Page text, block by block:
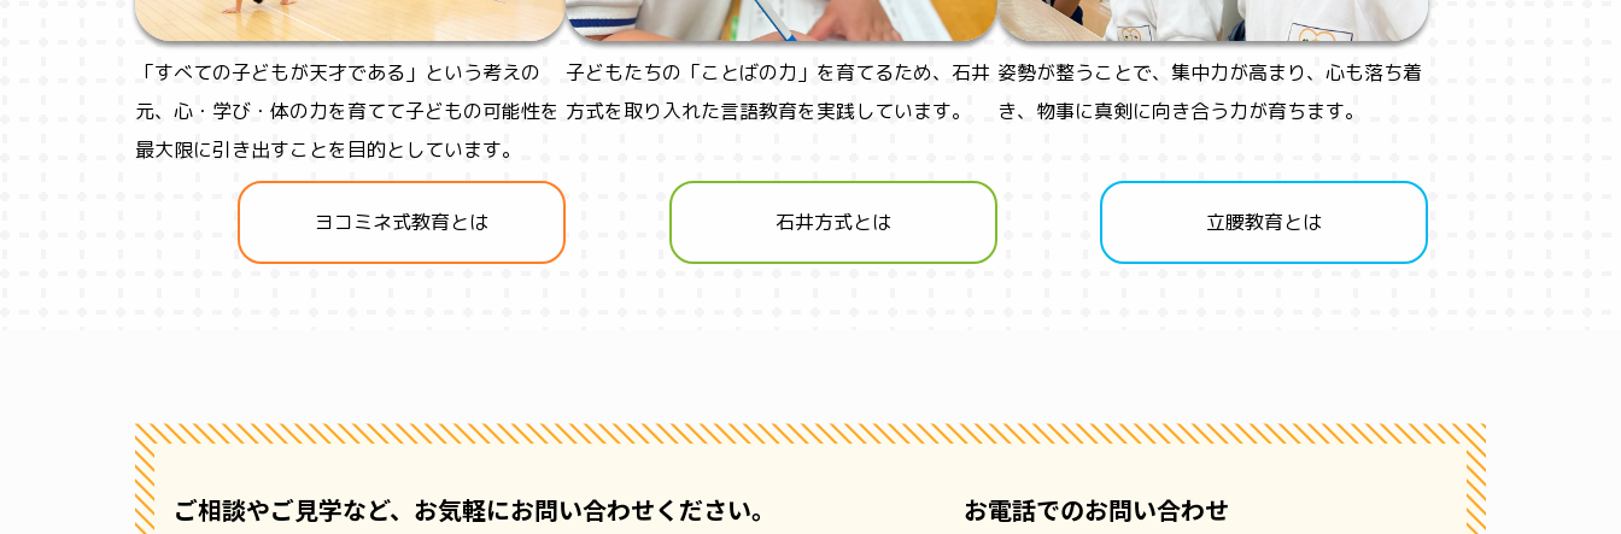
「すべての子どもが天才である」という考えの
元、心・学び・体の力を育てて子どもの可能性を
最大限に引き出すことを目的としています。
ヨコミネ式教育とは
子どもたちの「ことばの力」を育てるため、石井
方式を取り入れた言語教育を実践しています。
石井方式とは
姿勢が整うことで、集中力が高まり、心も落ち着
き、物事に真剣に向き合う力が育ちます。
立腰教育とは
ご相談やご見学など、お気軽にお問い合わせください。 お電話でのお問い合わせ